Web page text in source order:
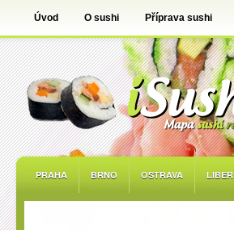
Úvod O sushi Příprava sushi
PRAHA BRNO OSTRAVA